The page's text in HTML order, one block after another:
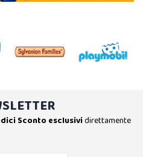
Sconto esclusividirettamente